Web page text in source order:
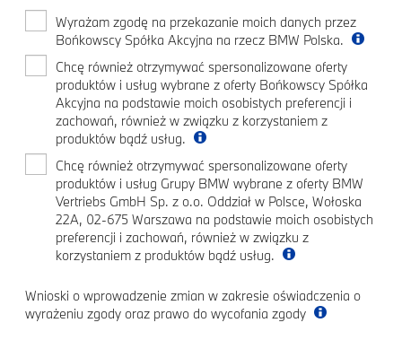
Wyrażam zgodę na przekazanie moich danych przez
Bońkowscy Spółka Akcyjna na rzecz BMW Polska.
Chcę również otrzymywać spersonalizowane oferty
produktów i usług wybrane z oferty Bońkowscy Spółka
Akcyjna na podstawie moich osobistych preferencji i
zachowań, również w związku z korzystaniem z
produktów bądź usług.
Chcę również otrzymywać spersonalizowane oferty
produktów i usług Grupy BMW wybrane z oferty BMW
Vertriebs GmbH Sp. z o.o. Oddział w Polsce, Wołoska
22A, 02-675 Warszawa na podstawie moich osobistych
preferencji i zachowań, również w związku z
korzystaniem z produktów bądź usług.
Wnioski o wprowadzenie zmian w zakresie oświadczenia o
wyrażeniu zgody oraz prawo do wycofania zgody